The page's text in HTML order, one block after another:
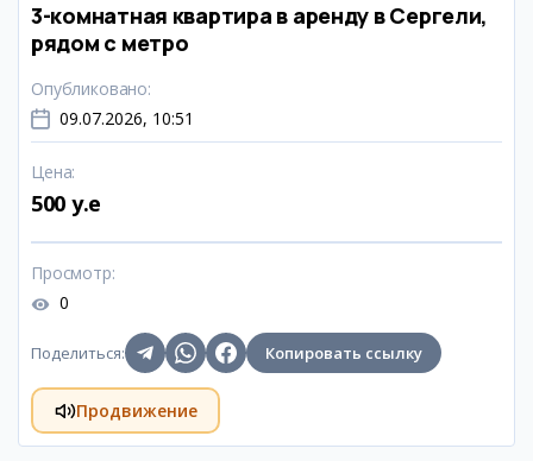
3-комнатная квартира в аренду в Сергели,
рядом с метро
Опубликовано:
09.07.2026, 10:51
Цена:
500 y.e
Просмотр:
0
Поделиться: Копировать ссылку
Продвижение